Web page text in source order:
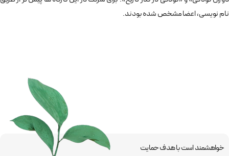
نام نویسی، اعضا مشخص شده بودند.
خواهشمند است با هدف حمایت